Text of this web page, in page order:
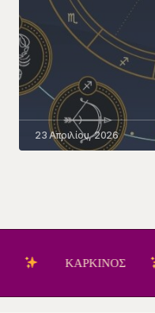
23 Απριλίου, 2026
ΚΑΡΚΙΝΟΣ